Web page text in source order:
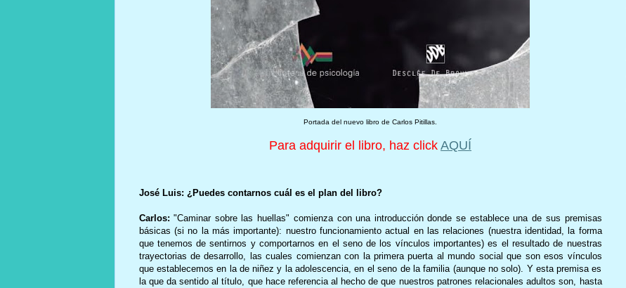
Portada del nuevo libro de Carlos Pitillas.
Para adquirir el libro, haz click AQUÍ
José Luis: ¿Puedes contarnos cuál es el plan del libro?
Carlos: "Caminar sobre las huellas" comienza con una introducción donde se establece una de sus premisas
básicas (si no la más importante): nuestro funcionamiento actual en las relaciones (nuestra identidad, la forma
que tenemos de sentirnos y comportarnos en el seno de los vínculos importantes) es el resultado de nuestras
trayectorias de desarrollo, las cuales comienzan con la primera puerta al mundo social que son esos vínculos
que establecemos en la de niñez y la adolescencia, en el seno de la familia (aunque no solo). Y esta premisa es
la que da sentido al título, que hace referencia al hecho de que nuestros patrones relacionales adultos son, hasta